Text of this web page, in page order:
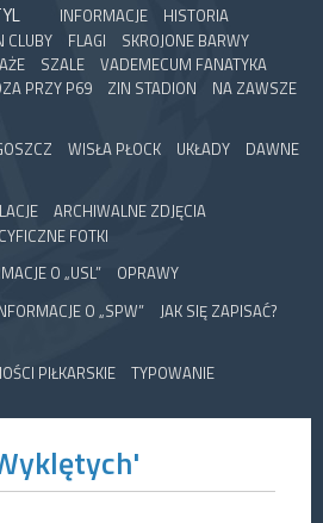
INFORMACJE
HISTORIA
CLUBY FLAGI
SKROJONE BARWY
SZALE
VADEMECUM FANATYKA
PRZY P69
ZIN STADION
NA ZAWSZE
WISŁA PŁOCK UKŁADY
DAWNE
ARCHIWALNE ZDJĘCIA
FOTKI
O „USL” OPRAWY
O „SPW”
JAK SIĘ ZAPISAĆ?
PIŁKARSKIE TYPOWANIE